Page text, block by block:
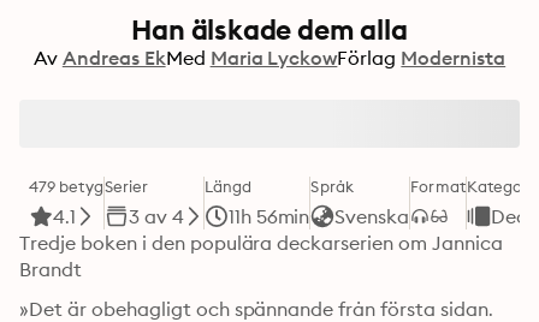
Han älskade dem alla
Av Andreas EkMed Maria LyckowFörlag Modernista
479 betyg
4.1
Serier
3 av 4
Längd
11h 56min
Språk
Svenska
FormatKategori
Tredje boken i den populära deckarserien om Jannica
Brandt
»Det är obehagligt och spännande från första sidan.